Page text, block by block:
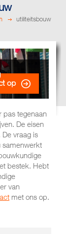
utiliteitsbouw
op
pas tegenaan
De eisen
vraag is
samenwerkt
bestek. Hebt
van
met ons op.